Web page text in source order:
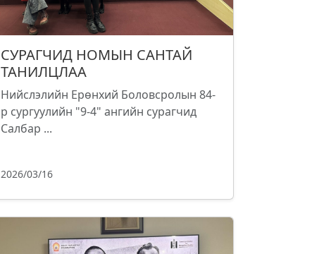
СУРАГЧИД НОМЫН САНТАЙ
ТАНИЛЦЛАА
Нийслэлийн Ерөнхий Боловсролын 84-
р сургуулийн "9-4" ангийн сурагчид
Салбар ...
2026/03/16